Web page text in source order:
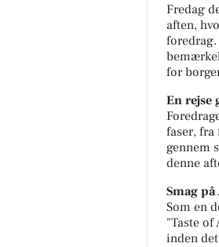
Fredag
aften,
for
En rejse
faser, fra
gennem
denne
Smag
Som en
"Taste of
inden